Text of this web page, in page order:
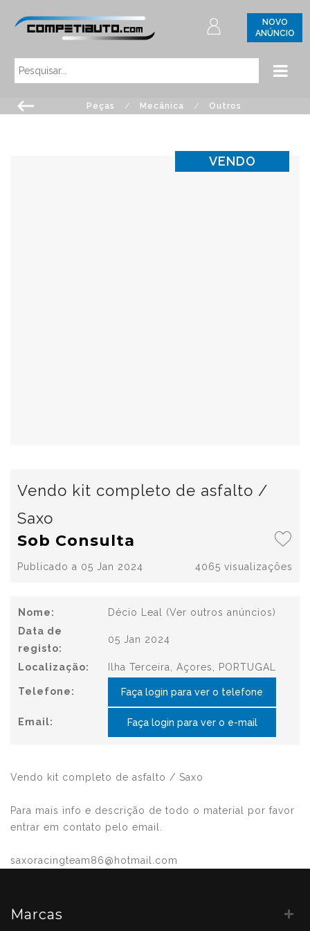
NOVO
ANÚNCIO
Peças / Mecânica / Outros
VENDO
Vendo kit completo de asfalto /
Saxo
Sob Consulta
Publicado a 05 Jan 2024 4065 visualizações
Nome: Décio Leal (Ver outros anúncios)
Data de
registo:
05 Jan 2024
Localização: Ilha Terceira, Açores, PORTUGAL
Telefone: Faça login para ver o telefone
Email: Faça login para ver o e-mail
Vendo kit completo de asfalto / Saxo
Para mais info e descrição de todo o material por favor
entrar em contato pelo email.
saxoracingteam86@hotmail.com
Marcas